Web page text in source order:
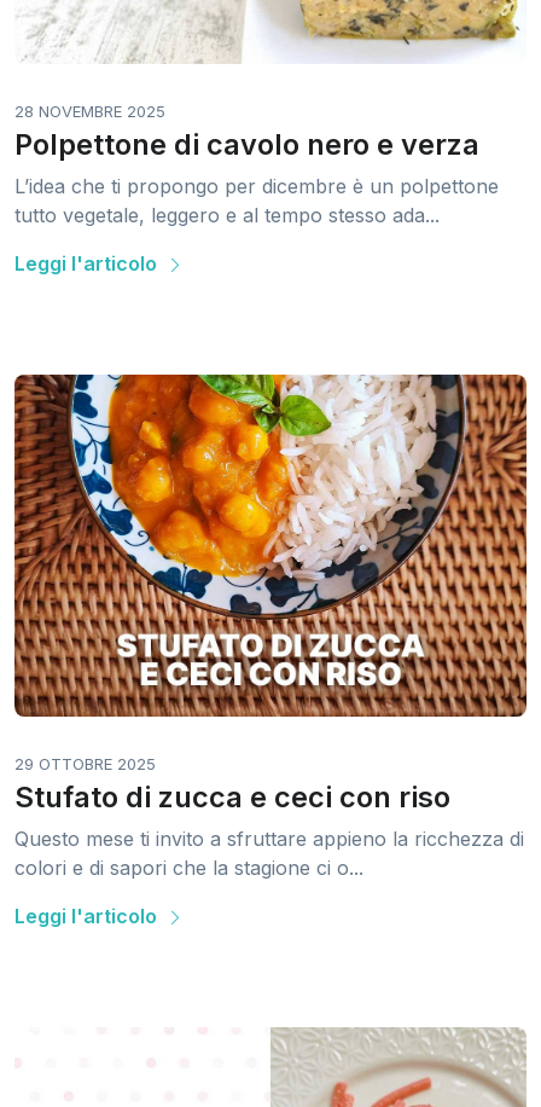
28 NOVEMBRE 2025
Polpettone di cavolo nero e verza
L’idea che ti propongo per dicembre è un polpettone
tutto vegetale, leggero e al tempo stesso ada...
Leggi l'articolo
29 OTTOBRE 2025
Stufato di zucca e ceci con riso
Questo mese ti invito a sfruttare appieno la ricchezza di
colori e di sapori che la stagione ci o...
Leggi l'articolo